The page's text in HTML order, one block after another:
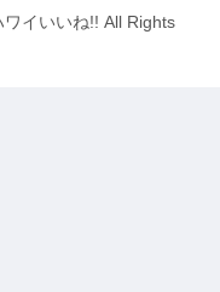
イいいね!! All Rights